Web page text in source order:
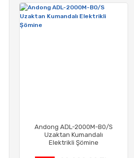
Andong ADL-2000M-B0/S
Uzaktan Kumandalı
Elektrikli Şömine